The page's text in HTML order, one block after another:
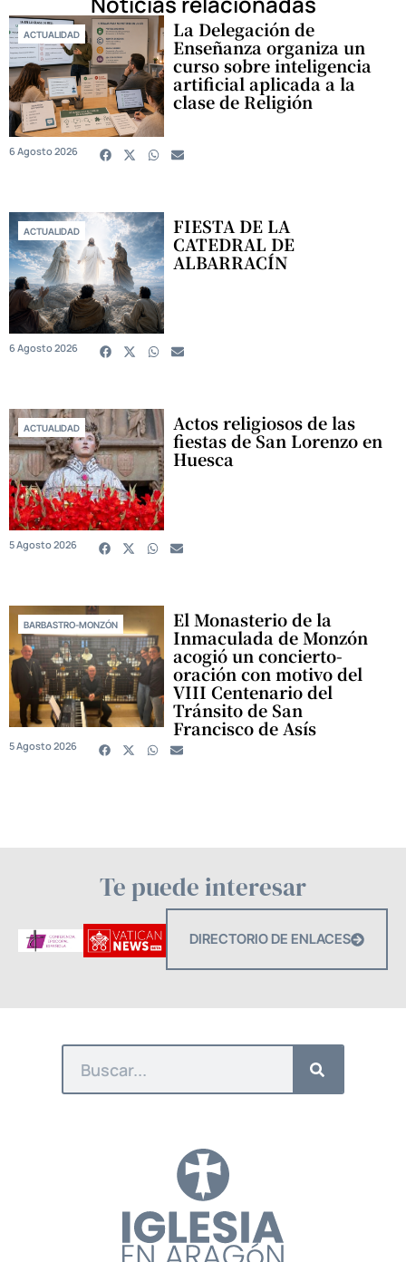
ACTUALIDAD La Delegación de
Enseñanza organiza un
curso sobre inteligencia
artificial aplicada a la
clase de Religión
6 Agosto 2026
ACTUALIDAD FIESTA DE LA
CATEDRAL DE
ALBARRACÍN
6 Agosto 2026
ACTUALIDAD Actos religiosos de las
fiestas de San Lorenzo en
Huesca
5 Agosto 2026
BARBASTRO-MONZÓN El Monasterio de la
Inmaculada de Monzón
acogió un concierto-
oración con motivo del
VIII Centenario del
Tránsito de San
Francisco de Asís
5 Agosto 2026
Te puede interesar
DIRECTORIO DE ENLACES